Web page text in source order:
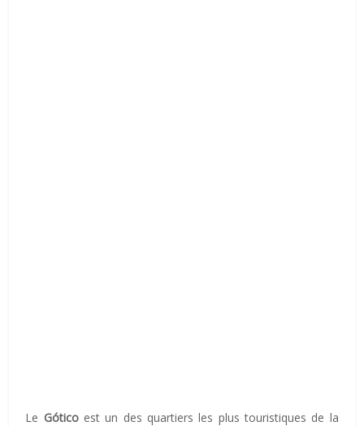
Le Góticoest un des quartiers les plus touristiques de la